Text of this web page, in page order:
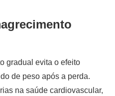
gradual evita o efeito
de peso após a perda.
na saúde cardiovascular,